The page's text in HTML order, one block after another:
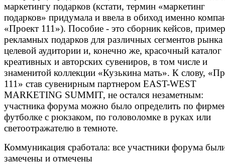
маркетингу подарков (кстати, термин «маркетинг
подарков» придумала и ввела в обиход именно
«Проект 111»). Пособие - это сборник кейсов,
рекламных подарков для различных сегментов рынка
целевой аудитории и, конечно же, красочный каталог
креативных и авторских сувениров, в том числе и
знаменитой коллекции «Кузькина мать». К слову,
111» став сувенирным партнером EAST-WEST
MARKETING SUMMIT, не остался незаметным:
участника форума можно было определить по
футболке с рюкзаком, по головоломке в руках или
светоотражателю в темноте.
Коммуникация сработала: все участники форума
замечены и отмечены